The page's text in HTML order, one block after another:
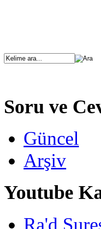
Soru ve
Güncel
Arşiv
Youtube
Ra'd